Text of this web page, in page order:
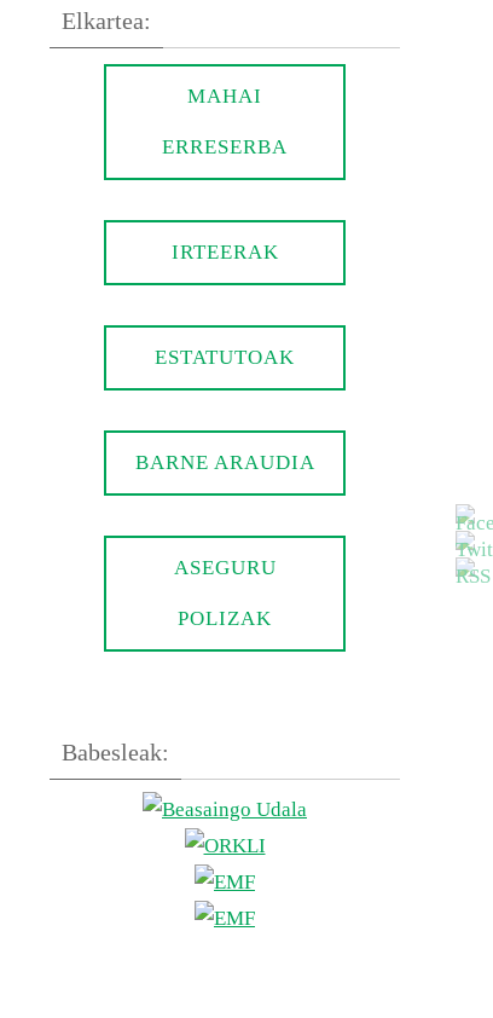
Elkartea:
MAHAI
ERRESERBA
IRTEERAK
ESTATUTOAK
BARNE ARAUDIA
ASEGURU
POLIZAK
Babesleak: